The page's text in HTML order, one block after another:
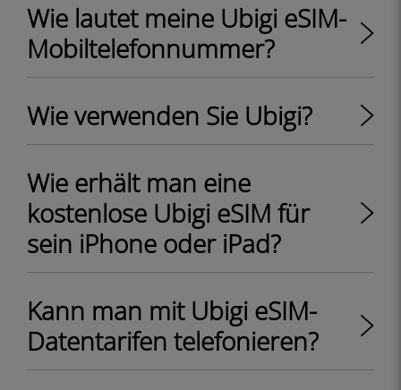
Wie lautet meine Ubigi eSIM-
Mobiltelefonnummer?
Wie verwenden Sie Ubigi?
Wie erhält man eine
kostenlose Ubigi eSIM für
sein iPhone oder iPad?
Kann man mit Ubigi eSIM-
Datentarifen telefonieren?